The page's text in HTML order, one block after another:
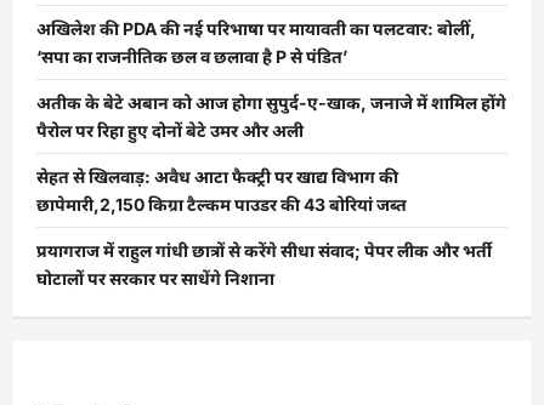
अखिलेश की PDA की नई परिभाषा पर मायावती का पलटवार: बोलीं,
‘सपा का राजनीतिक छल व छलावा है P से पंडित’
अतीक के बेटे अबान को आज होगा सुपुर्द-ए-खाक, जनाजे में शामिल होंगे
पैरोल पर रिहा हुए दोनों बेटे उमर और अली
सेहत से खिलवाड़: अवैध आटा फैक्ट्री पर खाद्य विभाग की
छापेमारी,2,150 किग्रा टैल्कम पाउडर की 43 बोरियां जब्त
प्रयागराज में राहुल गांधी छात्रों से करेंगे सीधा संवाद; पेपर लीक और भर्ती
घोटालों पर सरकार पर साधेंगे निशाना